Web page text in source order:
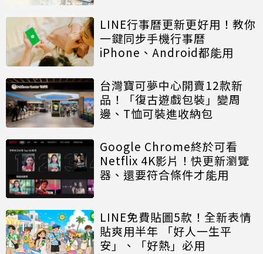
LINE行事曆更新更好用！教你
一鍵同步手機行事曆
iPhone、Android都能用
台灣寶可夢中心開賣12款新
品！「復古遊戲包裝」變周
邊、T恤可裝進收納包
Google Chrome終於可看
Netflix 4K影片！快更新瀏覽
器、還要符合條件才能用
LINE免費貼圖5款！全新表情
貼爽用半年 「好人一生平
安」、「好熱」必用